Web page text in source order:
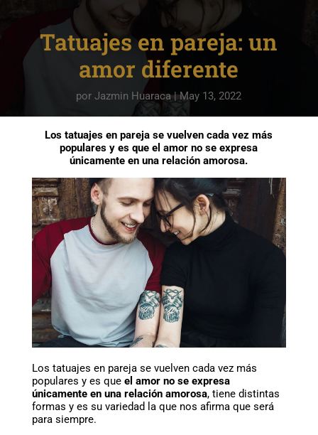
Tatuajes en pareja: un
amor diferente
porJazmin Huaraca|May 13, 2022
Los tatuajes en pareja se vuelven cada vez más
populares y es que el amor no se expresa
únicamente en una relación amorosa.
Los tatuajes en pareja se vuelven cada vez más
populares y es que el amor no se expresa
únicamente en una relación amorosa, tiene distintas
formas y es su variedad la que nos afirma que será
para siempre.